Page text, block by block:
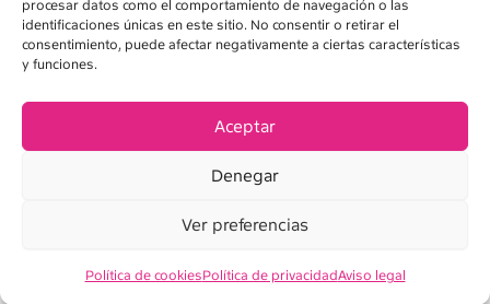
procesar datos como el comportamiento de navegación o las
identificaciones únicas en este sitio. No consentir o retirar el
consentimiento, puede afectar negativamente a ciertas características
y funciones.
Aceptar
Denegar
Ver preferencias
Política de cookiesPolítica de privacidadAviso legal
AVISO LEGAL
POLÍTICA DE PRIVACIDAD
CONDICIONES DE VENTA